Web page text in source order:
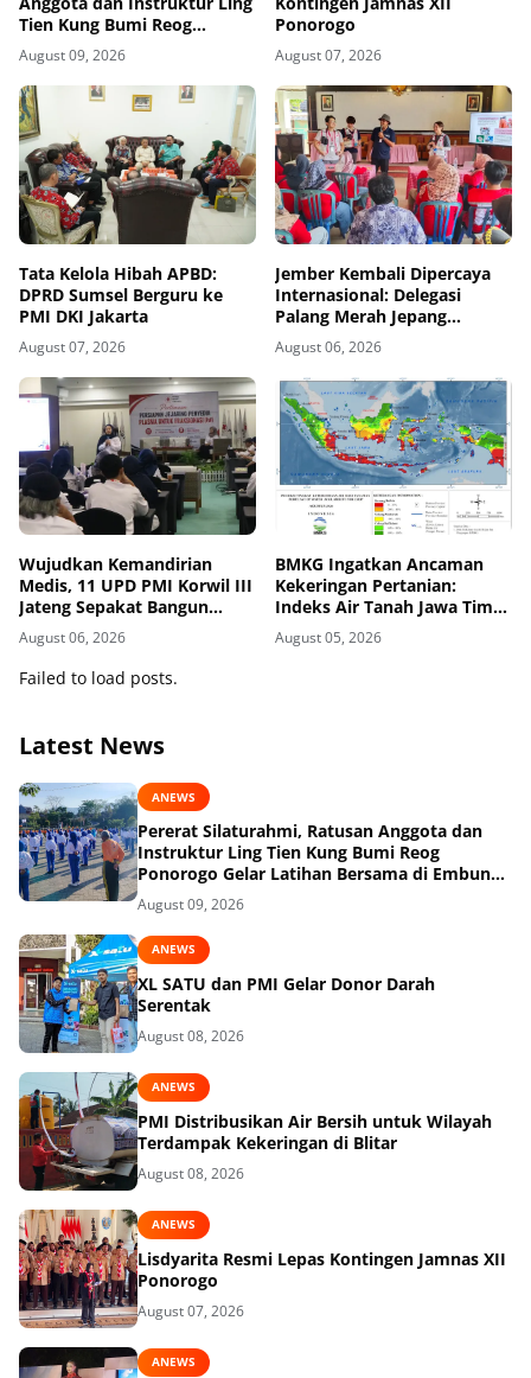
Tien Kung Bumi Reog
Ponorogo Gelar Latihan
Bersama di Embung Pakel
August 09, 2026
Ponorogo
August 07, 2026
Tata Kelola Hibah APBD:
DPRD Sumsel Berguru ke
PMI DKI Jakarta
August 07, 2026
Jember Kembali Dipercaya
Internasional: Delegasi
Palang Merah Jepang
Perkuat Kesiapsiagaan
Bencana di Kawasan Pesisir
dan Sekolah
August 06, 2026
Wujudkan Kemandirian
Medis, 11 UPD PMI Korwil III
Jateng Sepakat Bangun
Jejaring Plasma Fraksionasi
Berkualitas CPOB
August 06, 2026
BMKG Ingatkan Ancaman
Kekeringan Pertanian:
Indeks Air Tanah Jawa Timur
Agustus 2026 Masuk
Kategori Kurang
August 05, 2026
Failed to load posts.
Latest News
ANEWS
Pererat Silaturahmi, Ratusan Anggota dan
Instruktur Ling Tien Kung Bumi Reog
Ponorogo Gelar Latihan Bersama di Embung
Pakel
August 09, 2026
ANEWS
XL SATU dan PMI Gelar Donor Darah
Serentak
August 08, 2026
ANEWS
PMI Distribusikan Air Bersih untuk Wilayah
Terdampak Kekeringan di Blitar
August 08, 2026
ANEWS
Lisdyarita Resmi Lepas Kontingen Jamnas XII
Ponorogo
August 07, 2026
ANEWS